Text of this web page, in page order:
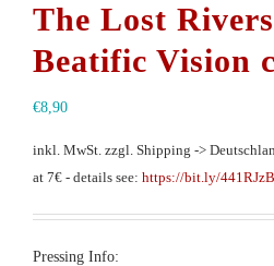
The Lost
Beatific Vision
€8,90
inkl. MwSt. zzgl. Shipping ->
at 7€ - details see: https://bit.ly/441RJzB
Pressing Info: